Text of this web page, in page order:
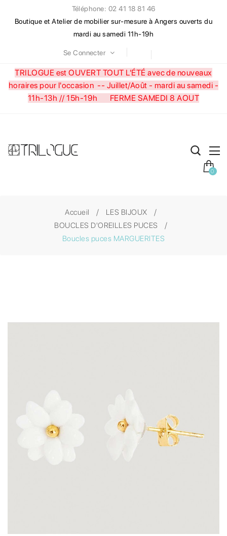
Téléphone: 02 41 18 81 46
Boutique et Atelier de mobilier sur-mesure à Angers ouverts du
mardi au samedi 11h-19h
Se Connecter
TRILOGUE est OUVERT TOUT L'ÉTÉ avec de nouveaux
horaires pour l'occasion -- Juillet/Août - mardi au samedi -
11h-13h // 15h-19h FERME SAMEDI 8 AOUT
0
Accueil
LES BIJOUX
BOUCLES D'OREILLES PUCES
Boucles puces MARGUERITES